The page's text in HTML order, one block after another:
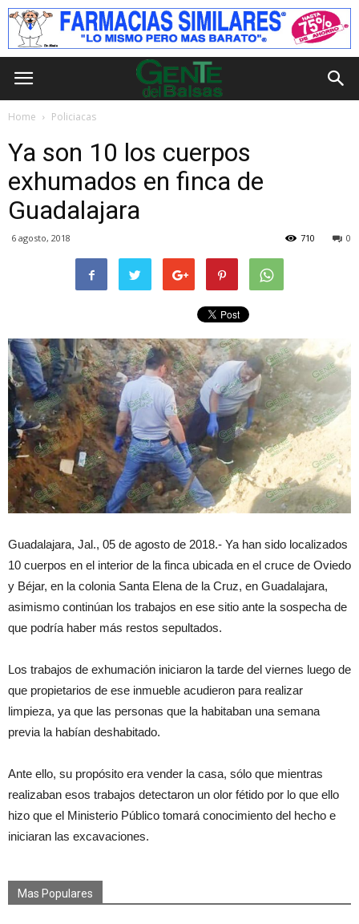
Home Policiacas
Ya son 10 los cuerpos
exhumados en finca de
Guadalajara
6 agosto, 2018 0
710
Guadalajara, Jal., 05 de agosto de 2018.- Ya han sido localizados
10 cuerpos en el interior de la finca ubicada en el cruce de Oviedo
y Béjar, en la colonia Santa Elena de la Cruz, en Guadalajara,
asimismo continúan los trabajos en ese sitio ante la sospecha de
que podría haber más restos sepultados.
Los trabajos de exhumación iniciaron la tarde del viernes luego de
que propietarios de ese inmueble acudieron para realizar
limpieza, ya que las personas que la habitaban una semana
previa la habían deshabitado.
Ante ello, su propósito era vender la casa, sólo que mientras
realizaban esos trabajos detectaron un olor fétido por lo que ello
hizo que el Ministerio Público tomará conocimiento del hecho e
iniciaran las excavaciones.
Mas Populares